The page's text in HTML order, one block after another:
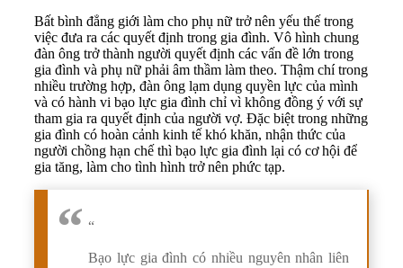
Bất bình đẳng giới làm cho phụ nữ trở nên yếu thế trong
việc đưa ra các quyết định trong gia đình. Vô hình chung
đàn ông trở thành người quyết định các vấn đề lớn trong
gia đình và phụ nữ phải âm thầm làm theo. Thậm chí trong
nhiều trường hợp, đàn ông lạm dụng quyền lực của mình
và có hành vi bạo lực gia đình chỉ vì không đồng ý với sự
tham gia ra quyết định của người vợ. Đặc biệt trong những
gia đình có hoàn cảnh kinh tế khó khăn, nhận thức của
người chồng hạn chế thì bạo lực gia đình lại có cơ hội để
gia tăng, làm cho tình hình trở nên phức tạp.
“
Bạo lực gia đình có nhiều nguyên nhân liên